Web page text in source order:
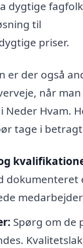
dygtige
til
priser.
er der også
når
Neder Hvam.
tage i
dokumenteret
Spørg om de